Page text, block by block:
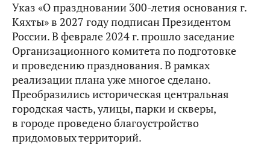
Указ «О праздновании 300-летия основания г.
Кяхты» в 2027 году подписан Президентом
России. В феврале 2024 г. прошло заседание
Организационного комитета по подготовке
и проведению празднования. В рамках
реализации плана уже многое сделано.
Преобразились историческая центральная
городская часть, улицы, парки и скверы,
в городе проведено благоустройство
придомовых территорий.